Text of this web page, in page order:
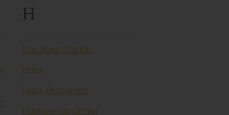
Н
Нақдсиз пуллар
Нарх
Нарх белгилаш
Номонетар олтин